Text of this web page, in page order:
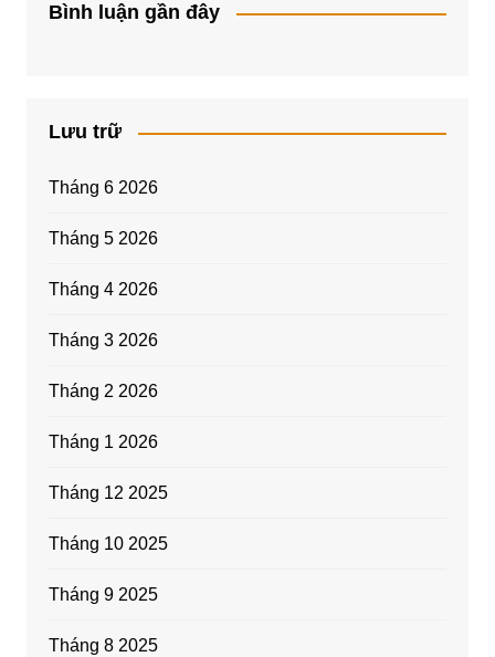
Bình luận gần đây
Lưu trữ
Tháng 6 2026
Tháng 5 2026
Tháng 4 2026
Tháng 3 2026
Tháng 2 2026
Tháng 1 2026
Tháng 12 2025
Tháng 10 2025
Tháng 9 2025
Tháng 8 2025